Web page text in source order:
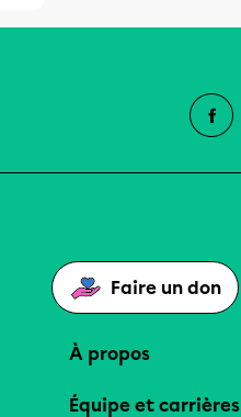
Faire un don
À propos
Équipe et carrières